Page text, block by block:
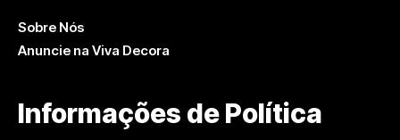
Sobre Nós
Anuncie na Viva Decora
Informações de Política